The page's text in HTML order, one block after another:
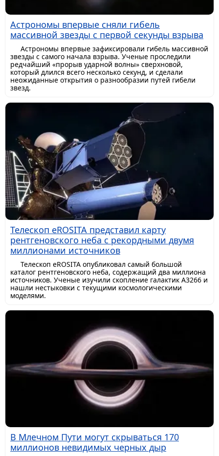
Астрономы впервые сняли гибель
массивной звезды с первой секунды взрыва
Астрономы впервые зафиксировали гибель массивной
звезды с самого начала взрыва. Ученые проследили
редчайший «прорыв ударной волны» сверхновой,
который длился всего несколько секунд, и сделали
неожиданные открытия о разнообразии путей гибели
звезд.
Телескоп eROSITA представил карту
рентгеновского неба с рекордными двумя
миллионами источников
Телескоп eROSITA опубликовал самый большой
каталог рентгеновского неба, содержащий два миллиона
источников. Ученые изучили скопление галактик A3266 и
нашли нестыковки с текущими космологическими
моделями.
В Млечном Пути могут скрываться 170
миллионов невидимых черных дыр